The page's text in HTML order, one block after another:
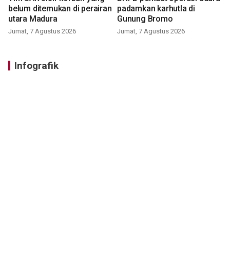
belum ditemukan di perairan
utara Madura
Jumat, 7 Agustus 2026
padamkan karhutla di
Gunung Bromo
Jumat, 7 Agustus 2026
Infografik